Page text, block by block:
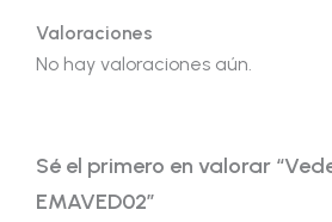
Valoraciones
No hay valoraciones aún.
Sé el primero en valorar
EMAVED02”